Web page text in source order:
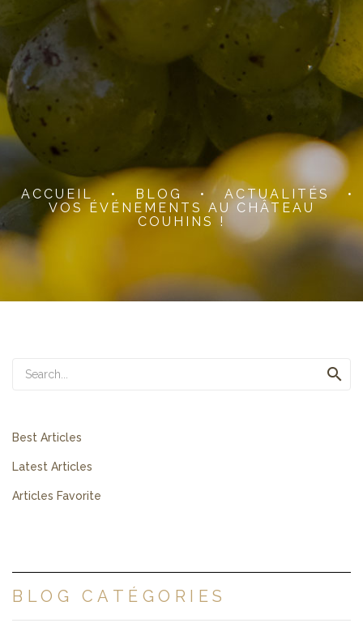
ACCUEIL • BLOG • ACTUALITÉS
•
VOS ÉVÉNEMENTS AU CHÂTEAU
COUHINS !

Best Articles
Latest Articles
Articles Favorite
BLOG CATÉGORIES